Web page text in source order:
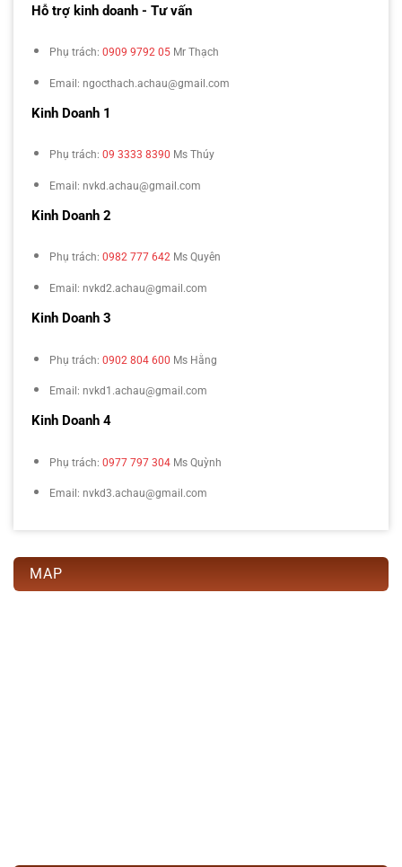
Hỗ trợ kinh doanh - Tư vấn
Phụ trách: 0909 9792 05 Mr Thạch
Email: ngocthach.achau@gmail.com
Kinh Doanh 1
Phụ trách: 09 3333 8390 Ms Thúy
Email: nvkd.achau@gmail.com
Kinh Doanh 2
Phụ trách: 0982 777 642 Ms Quyên
Email: nvkd2.achau@gmail.com
Kinh Doanh 3
Phụ trách: 0902 804 600 Ms Hằng
Email: nvkd1.achau@gmail.com
Kinh Doanh 4
Phụ trách: 0977 797 304 Ms Quỳnh
Email: nvkd3.achau@gmail.com
MAP